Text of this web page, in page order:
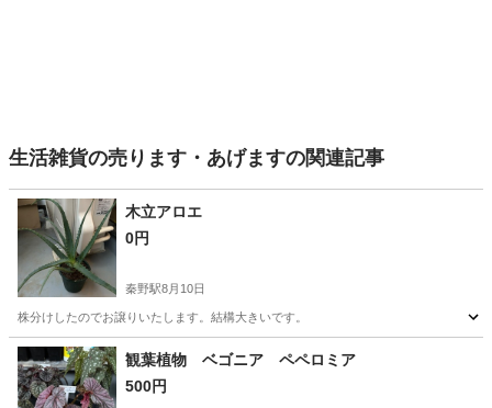
生活雑貨の売ります・あげますの関連記事
木立アロエ
0円
秦野駅8月10日
株分けしたのでお譲りいたします。結構大きいです。
神奈川 秦野市 秦野駅 家庭用品 アロエ
観葉植物 ベゴニア ペペロミア
500円